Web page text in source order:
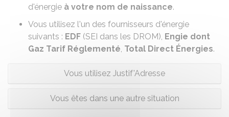
d'énergie à votre nom de naissance.
Vous utilisez l'un des fournisseurs d'énergie
suivants : EDF (SEI dans les DROM), Engie dont
Gaz Tarif Réglementé, Total Direct Énergies.
Vous utilisez Justif'Adresse
Vous êtes dans une autre situation